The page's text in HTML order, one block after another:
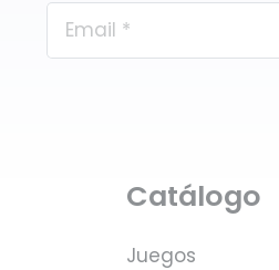
Catálogo
Juegos